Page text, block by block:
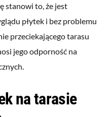
stanowi to, że jest
płytek i bez problemu
przeciekającego tarasu
jego odporność na
na tarasie